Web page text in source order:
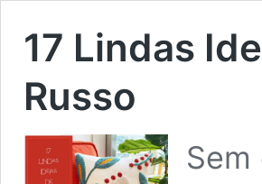
17 Lindas
Russo